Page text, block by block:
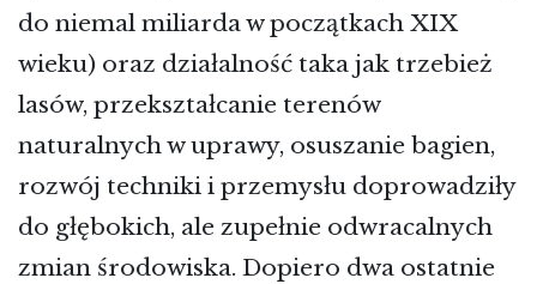
do niemal miliarda w początkach XIX
wieku) oraz działalność taka jak trzebież
lasów, przekształcanie terenów
naturalnych w uprawy, osuszanie bagien,
rozwój techniki i przemysłu doprowadziły
do głębokich, ale zupełnie odwracalnych
zmian środowiska. Dopiero dwa ostatnie